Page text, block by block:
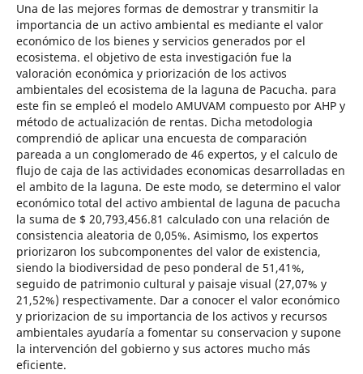
Una de las mejores formas de demostrar y transmitir la
importancia de un activo ambiental es mediante el valor
económico de los bienes y servicios generados por el
ecosistema. el objetivo de esta investigación fue la
valoración económica y priorización de los activos
ambientales del ecosistema de la laguna de Pacucha. para
este fin se empleó el modelo AMUVAM compuesto por AHP y
método de actualización de rentas. Dicha metodologia
comprendió de aplicar una encuesta de comparación
pareada a un conglomerado de 46 expertos, y el calculo de
flujo de caja de las actividades economicas desarrolladas en
el ambito de la laguna. De este modo, se determino el valor
económico total del activo ambiental de laguna de pacucha
la suma de $ 20,793,456.81 calculado con una relación de
consistencia aleatoria de 0,05%. Asimismo, los expertos
priorizaron los subcomponentes del valor de existencia,
siendo la biodiversidad de peso ponderal de 51,41%,
seguido de patrimonio cultural y paisaje visual (27,07% y
21,52%) respectivamente. Dar a conocer el valor económico
y priorizacion de su importancia de los activos y recursos
ambientales ayudaría a fomentar su conservacion y supone
la intervención del gobierno y sus actores mucho más
eficiente.